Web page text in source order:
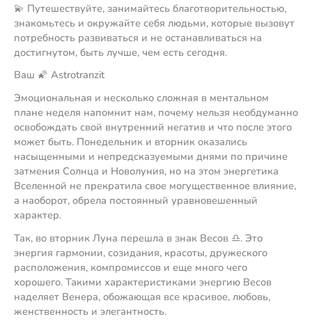
💫 Путешествуйте, занимайтесь благотворительностью,
знакомьтесь и окружайте себя людьми, которые вызовут
потребность развиваться и не останавливаться на
достигнутом, быть лучше, чем есть сегодня.
Ваш 🌠 Astrotranzit
Эмоциональная и несколько сложная в ментальном
плане неделя напомнит нам, почему нельзя необдуманно
освобождать свой внутренний негатив и что после этого
может быть. Понедельник и вторник оказались
насыщенными и непредсказуемыми днями по причине
затмения Солнца и Новолуния, но на этом энергетика
Вселенной не прекратила свое могущественное влияние,
а наоборот, обрела постоянный уравновешенный
характер.
Так, во вторник Луна перешла в знак Весов ♎️. Это
энергия гармонии, созидания, красоты, дружеского
расположения, компромиссов и еще много чего
хорошего. Такими характеристиками энергию Весов
наделяет Венера, обожающая все красивое, любовь,
женственность и элегантность.